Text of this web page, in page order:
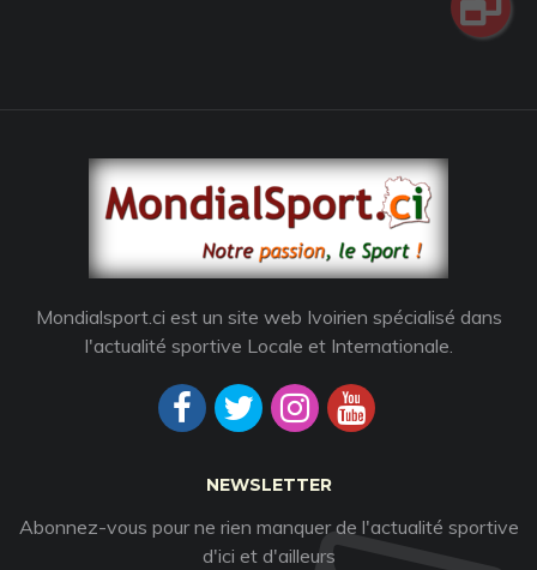
Mondialsport.ci est un site web Ivoirien spécialisé dans
l'actualité sportive Locale et Internationale.
NEWSLETTER
Abonnez-vous pour ne rien manquer de l'actualité sportive
d'ici et d'ailleurs